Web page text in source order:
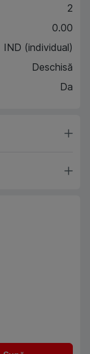
2
0.00
IND (individual)
Deschisă
Da